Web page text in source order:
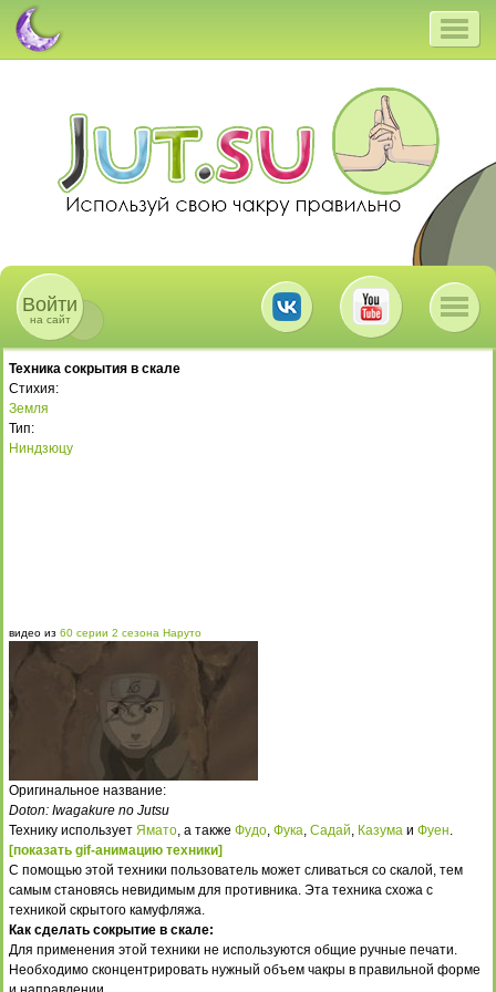
Войти
на сайт
Техника сокрытия в скале
Стихия:
Земля
Тип:
Ниндзюцу
видео из 60 серии 2 сезона Наруто
Оригинальное название:
Doton: Iwagakure no Jutsu
Технику использует Ямато, а также Фудо, Фука, Садай, Казума и Фуен.
[показать gif-анимацию техники]
С помощью этой техники пользователь может сливаться со скалой, тем
самым становясь невидимым для противника. Эта техника схожа с
техникой скрытого камуфляжа.
Как сделать сокрытие в скале:
Для применения этой техники не используются общие ручные печати.
Необходимо сконцентрировать нужный объем чакры в правильной форме